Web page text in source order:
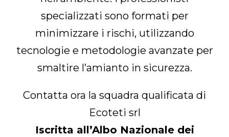
specializzati sono formati per
minimizzare i rischi, utilizzando
tecnologie e metodologie avanzate per
smaltire l’amianto in sicurezza.
Contatta ora la squadra qualificata di
Ecoteti srl
Iscritta all’Albo Nazionale dei